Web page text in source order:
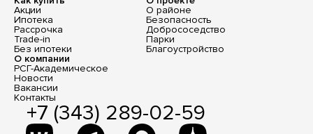
Акции
Ипотека
Рассрочка
Trade-in
Без ипотеки
О районе
Безопасность
Добрососедство
Парки
Благоустройство
О компании
РСГ-Академическое
Новости
Вакансии
Контакты
+7 (343) 289-02-59